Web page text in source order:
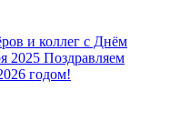
и коллег с Днём
2025 Поздравляем
годом!